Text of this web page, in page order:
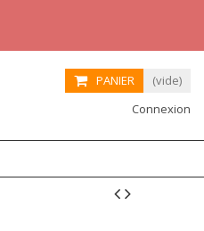
PANIER
(vide)
Connexion